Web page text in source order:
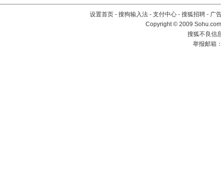
设置首页 - 搜狗输入法 - 支付中心 - 搜狐招聘 - 广
Copyright © 2009
搜狐不良信
举报邮箱